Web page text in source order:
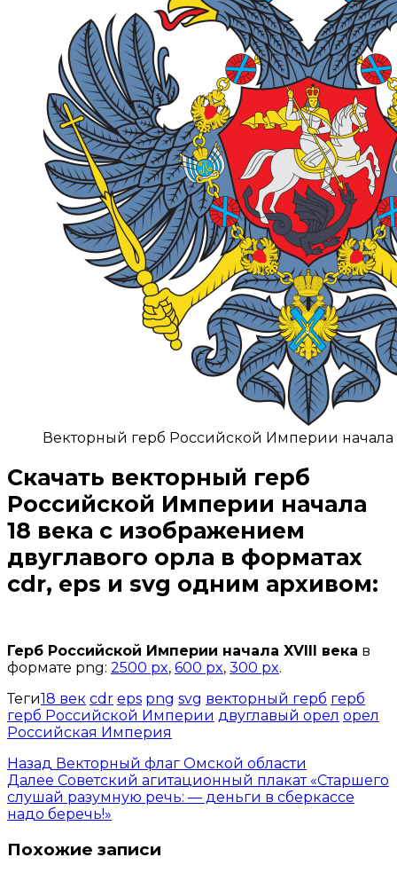
Векторный герб Российской Империи начала
Скачать векторный герб
Российской Империи начала
18 века с изображением
двуглавого орла в форматах
cdr, eps и svg одним архивом:
Герб Российской Империи начала XVIII века в
формате png: 2500 px, 600 px, 300 px.
Теги18 век cdr eps png svg векторный герб герб
герб Российской Империи двуглавый орел орел
Российская Империя
Назад Векторный флаг Омской области
Далее Советский агитационный плакат «Старшего
слушай разумную речь: — деньги в сберкассе
надо беречь!»
Похожие записи